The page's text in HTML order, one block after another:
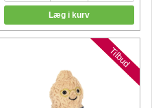
Nyheder
Tilbud